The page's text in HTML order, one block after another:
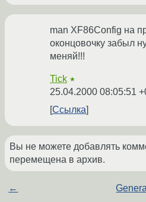
man XF86Config на
оконцовочку забыл
меняй!!!
Tick ★
25.04.2000 08:05:51
Ссылка
Вы не можете добавлять
перемещена в архив.
←